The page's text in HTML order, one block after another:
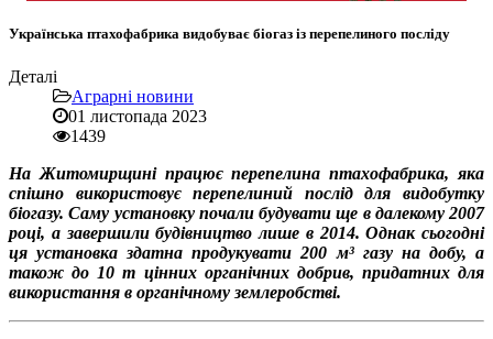
Українська птахофабрика видобуває біогаз із перепелиного посліду
Деталі
Аграрні новини
01 листопада 2023
1439
На Житомирщині працює перепелина птахофабрика, яка
спішно використовує перепелиний послід для видобутку
біогазу. Саму установку почали будувати ще в далекому 2007
році, а завершили будівництво лише в 2014. Однак сьогодні
ця установка здатна продукувати 200 м³ газу на добу, а
також до 10 т цінних органічних добрив, придатних для
використання в органічному землеробстві.